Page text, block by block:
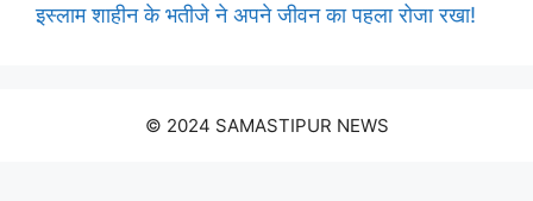
इस्लाम शाहीन के भतीजे ने अपने जीवन का पहला रोजा रखा!
© 2024 SAMASTIPUR NEWS